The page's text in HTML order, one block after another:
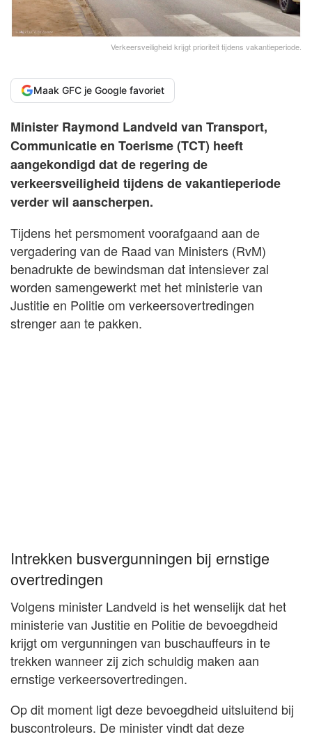
Verkeersveiligheid krijgt prioriteit tijdens vakantieperiode.
Maak GFC je Google favoriet
Minister Raymond Landveld van Transport,
Communicatie en Toerisme (TCT) heeft
aangekondigd dat de regering de
verkeersveiligheid tijdens de vakantieperiode
verder wil aanscherpen.
Tijdens het persmoment voorafgaand aan de
vergadering van de Raad van Ministers (RvM)
benadrukte de bewindsman dat intensiever zal
worden samengewerkt met het ministerie van
Justitie en Politie om verkeersovertredingen
strenger aan te pakken.
Intrekken busvergunningen bij ernstige
overtredingen
Volgens minister Landveld is het wenselijk dat het
ministerie van Justitie en Politie de bevoegdheid
krijgt om vergunningen van buschauffeurs in te
trekken wanneer zij zich schuldig maken aan
ernstige verkeersovertredingen.
Op dit moment ligt deze bevoegdheid uitsluitend bij
buscontroleurs. De minister vindt dat deze